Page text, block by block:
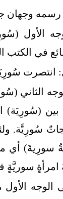
وجهان
الأول
في الكتب
انتصرت
الثاني
بين (سُورِيَة)
سُورِيَّة.
سورِيةَ) أي
امرأةٍ سوريَّةٍ
الوجه